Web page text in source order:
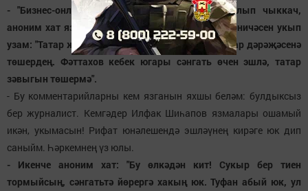
- "Бизнес-онлайн"да синең белән әңгәмә басылып чыккач,
аноним хат язучылар күп булды, шуларның берничәсен укып
узам: "Татар журналистикасын гайбәтче хатыннар дәрәҗәсенә
төшердең. Фәттахов кебек югары сәнгать өчен эшлә, татар
зәвыгын төшермә".
- Бу комментарийларны кем язганын яхшы беләм: булдыксыз
бер журналист. Кемгәдер Илфак Шиһапов язмалары ошамый
икән, укымасын! Рифат юнәлешендә эшләүнең кирәге юк дип
саныйм. Һәркемнең үз юлы.
- Икенче аноним хат: "Бу өлкәдән кит! Сукыр бер тиен
тормыйсың, сәнгатьтә йөрергә хакың юк. Туфан абый юк, ул